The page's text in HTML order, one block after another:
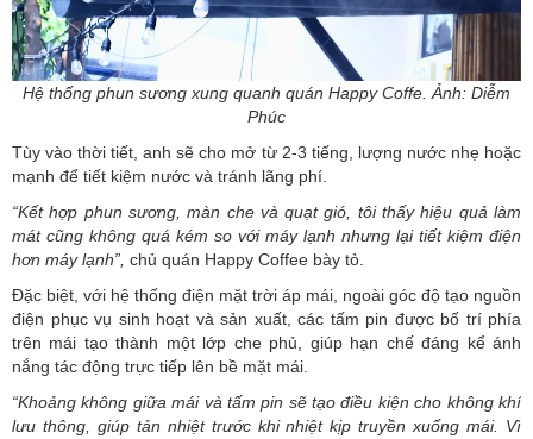
Hệ thống phun sương xung quanh quán Happy Coffe. Ảnh: Diễm
Phúc
Tùy vào thời tiết, anh sẽ cho mở từ 2-3 tiếng, lượng nước nhẹ hoặc
mạnh để tiết kiệm nước và tránh lãng phí.
“Kết hợp phun sương, màn che và quạt gió, tôi thấy hiệu quả làm
mát cũng không quá kém so với máy lạnh nhưng lại tiết kiệm điện
hơn máy lạnh”, chủ quán Happy Coffee bày tỏ.
Đặc biệt, với hệ thống điện mặt trời áp mái, ngoài góc độ tạo nguồn
điện phục vụ sinh hoạt và sản xuất, các tấm pin được bố trí phía
trên mái tạo thành một lớp che phủ, giúp hạn chế đáng kể ánh
nắng tác động trực tiếp lên bề mặt mái.
“Khoảng không giữa mái và tấm pin sẽ tạo điều kiện cho không khí
lưu thông, giúp tản nhiệt trước khi nhiệt kịp truyền xuống mái. Vì